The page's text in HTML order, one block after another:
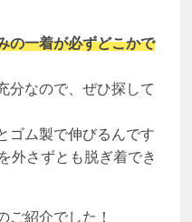
の一着が必ずどこかで
分なので、ぜひ探して
ゴム製で伸びるんです
外さずとも脱ぎ着でき
ご紹介でした！